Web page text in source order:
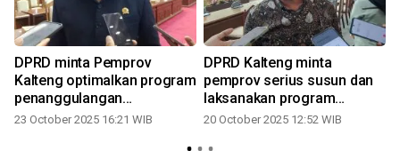
DPRD minta Pemprov
Kalteng optimalkan program
penanggulangan
kemiskinan
23 October 2025 16:21 WIB
DPRD Kalteng minta
pemprov serius susun dan
laksanakan program
Penanggulangan
20 October 2025 12:52 WIB